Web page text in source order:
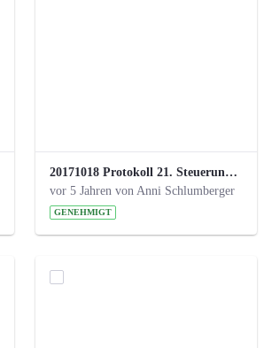
20171018 Protokoll 21. Steuerungskreis.pdf
vor 5 Jahren von Anni Schlumberger
GENEHMIGT